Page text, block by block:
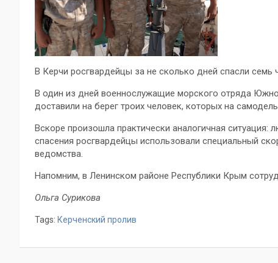
В Керчи росгвардейцы за не сколько дней спасли семь
В один из дней военнослужащие морского отряда
доставили на берег троих человек, которых на
Вскоре произошла практически аналогичная
спасения росгвардейцы использовали специальный
ведомства.
Напомним, в Ленинском районе Республики Крым
Ольга Сурикова
Tags: Керченский пролив